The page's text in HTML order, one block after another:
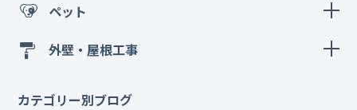
ペット
外壁・屋根工事
カテゴリー別ブログ